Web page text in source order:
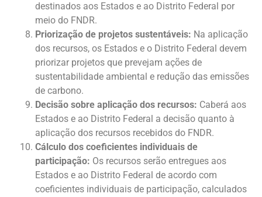
destinados aos Estados e ao Distrito Federal por
meio do FNDR.
Priorização de projetos sustentáveis: Na aplicação
dos recursos, os Estados e o Distrito Federal devem
priorizar projetos que prevejam ações de
sustentabilidade ambiental e redução das emissões
de carbono.
Decisão sobre aplicação dos recursos: Caberá aos
Estados e ao Distrito Federal a decisão quanto à
aplicação dos recursos recebidos do FNDR.
Cálculo dos coeficientes individuais de
participação: Os recursos serão entregues aos
Estados e ao Distrito Federal de acordo com
coeficientes individuais de participação, calculados